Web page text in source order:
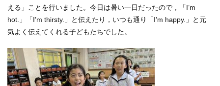
える」ことを行いました。今日は暑い一日だったので，「I’m
hot.」「I’m thirsty.」と伝えたり，いつも通り「I’m happy.」と元
気よく伝えてくれる子どもたちでした。